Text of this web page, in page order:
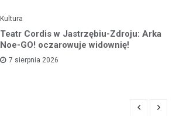
Kultura
Teatr Cordis w Jastrzębiu-Zdroju: Arka
Noe-GO! oczarowuje widownię!
7 sierpnia 2026